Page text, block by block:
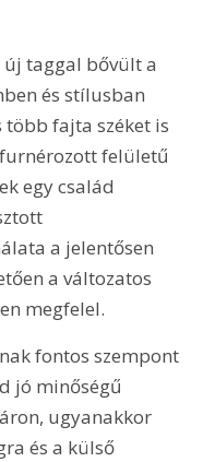
taggal bővült a
és stílusban
fajta széket is
felületű
egy család
a jelentősen
a változatos
megfelel.
jó minőségű
ugyanakkor
és a külső